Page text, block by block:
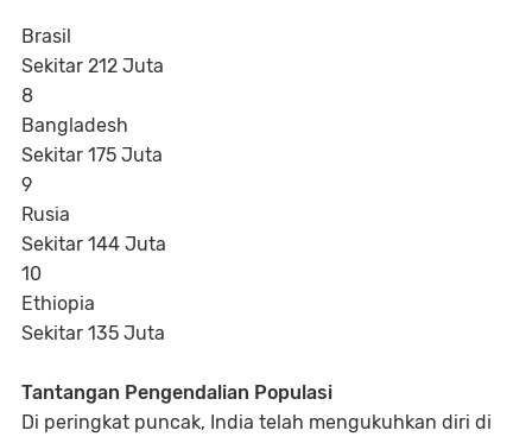
Brasil
Sekitar 212 Juta
8
Bangladesh
Sekitar 175 Juta
9
Rusia
Sekitar 144 Juta
10
Ethiopia
Sekitar 135 Juta
Tantangan Pengendalian Populasi
Di peringkat puncak, India telah mengukuhkan diri di